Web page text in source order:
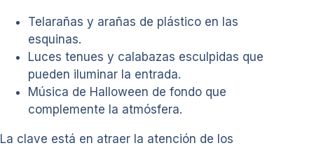
Telarañas y arañas de plástico en las
esquinas.
Luces tenues y calabazas esculpidas que
pueden iluminar la entrada.
Música de Halloween de fondo que
complemente la atmósfera.
La clave está en atraer la atención de los